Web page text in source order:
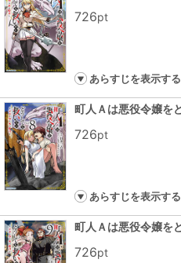
726pt
あらすじを表示する
726pt
あらすじを表示する
726pt